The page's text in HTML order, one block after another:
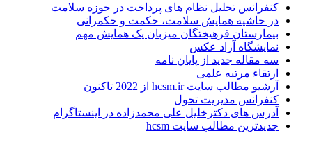
کنفرانس تحلیل نظام های پرداخت در حوزه سلامت
در حاشیه همایش سلامت، حکمت و حکمرانی
بیمارستان فرهیختگان میزبان یک همایش مهم
نمایشگاه آزاد عکس
سه مقاله جدید از پایان نامه
ارتقاء مرتبه علمی
آرشیو مطالب سایت hcsm.ir از 2022 تاکنون
کنفرانس مدیریت تحول
آدرس های دکترخلیل علی محمدزاده در اینستاگرام
جدیدترین مطالب سایت hcsm